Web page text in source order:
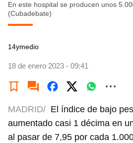
En este hospital se producen unos
(Cubadebate)
14ymedio
18 de enero 2023 - 09:41
MADRID/ El índice de bajo
aumentado casi 1 décima en
al pasar de 7,95 por cada